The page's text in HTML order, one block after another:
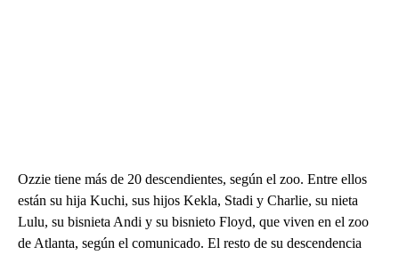
Ozzie tiene más de 20 descendientes, según el zoo. Entre ellos
están su hija Kuchi, sus hijos Kekla, Stadi y Charlie, su nieta
Lulu, su bisnieta Andi y su bisnieto Floyd, que viven en el zoo
de Atlanta, según el comunicado. El resto de su descendencia